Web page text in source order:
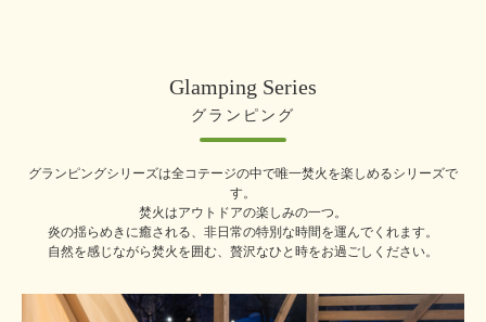
Glamping Series
グランピング
グランピングシリーズは全コテージの中で唯一焚火を楽しめるシリーズで
す。
焚火はアウトドアの楽しみの一つ。
炎の揺らめきに癒される、非日常の特別な時間を運んでくれます。
自然を感じながら焚火を囲む、贅沢なひと時をお過ごしください。